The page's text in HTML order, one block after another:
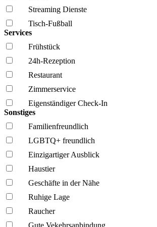
Streaming Dienste
Tisch-Fußball
Services
Frühstück
24h-Rezeption
Restaurant
Zimmerservice
Eigenständiger Check-In
Sonstiges
Familien­freundlich
LGBTQ+ freundlich
Einzigartiger Ausblick
Haustier
Geschäfte in der Nähe
Ruhige Lage
Raucher
Gute Vekehrsanbindung